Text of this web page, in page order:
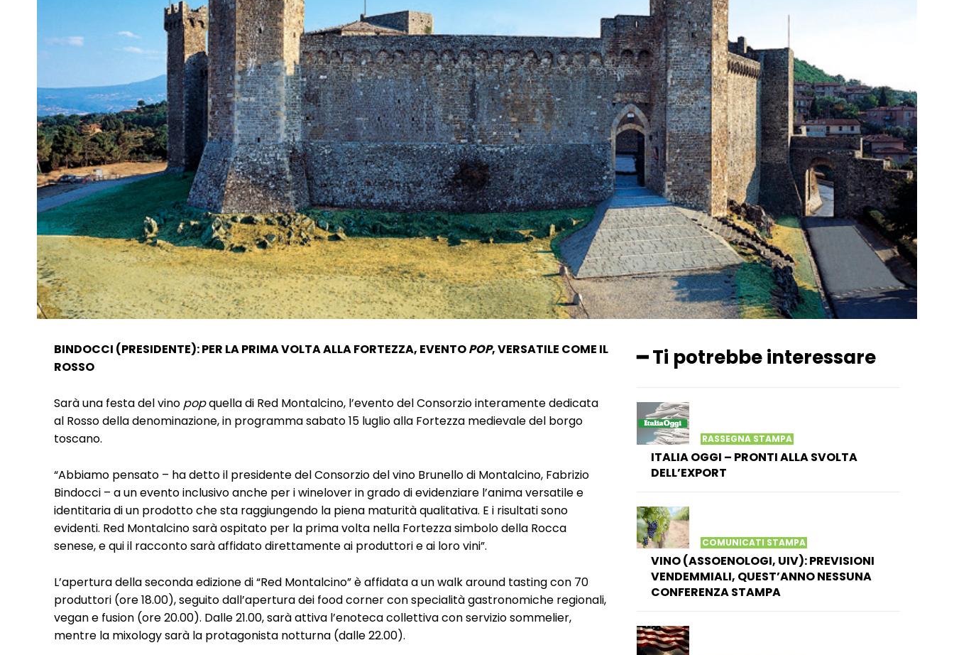
BINDOCCI (PRESIDENTE): PER LA PRIMA VOLTA ALLA FORTEZZA, EVENTOPOP, VERSATILE COME IL
ROSSO
Sarà una festa del vino popquella di Red Montalcino, l’evento del Consorzio interamente dedicata
al Rosso della denominazione, in programma sabato 15 luglio alla Fortezza medievale del borgo
toscano.
“Abbiamo pensato – ha detto il presidente del Consorzio del vino Brunello di Montalcino, Fabrizio
Bindocci – a un evento inclusivo anche per i winelover in grado di evidenziare l’anima versatile e
identitaria di un prodotto che sta raggiungendo la piena maturità qualitativa. E i risultati sono
evidenti. Red Montalcino sarà ospitato per la prima volta nella Fortezza simbolo della Rocca
senese, e qui il racconto sarà affidato direttamente ai produttori e ai loro vini”.
L’apertura della seconda edizione di “Red Montalcino” è affidata a un walk around tasting con 70
produttori (ore 18.00), seguito dall’apertura dei food corner con specialità gastronomiche regionali,
vegan e fusion (ore 20.00). Dalle 21.00, sarà attiva l’enoteca collettiva con servizio sommelier,
mentre la mixology sarà la protagonista notturna (dalle 22.00).
━ Ti potrebbe interessare
RASSEGNA STAMPA
ITALIA OGGI – PRONTI ALLA SVOLTA
DELL’EXPORT
COMUNICATI STAMPA
VINO (ASSOENOLOGI, UIV): PREVISIONI
VENDEMMIALI, QUEST’ANNO NESSUNA
CONFERENZA STAMPA